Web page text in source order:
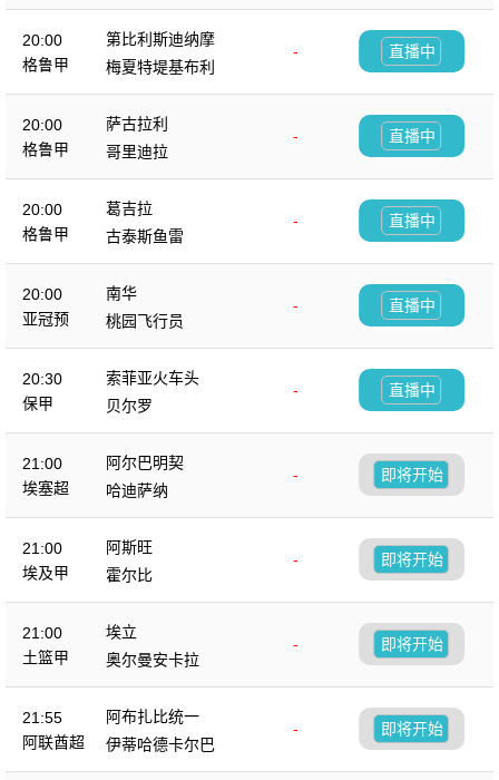
20:00
格鲁甲
第比利斯迪纳摩
-
梅夏特堤基布利
直播中
20:00
格鲁甲
萨古拉利
-
哥里迪拉
直播中
20:00
格鲁甲
葛吉拉
-
古泰斯鱼雷
直播中
20:00
亚冠预
南华
-
桃园飞行员
直播中
20:30
保甲
索菲亚火车头
-
贝尔罗
直播中
21:00
埃塞超
阿尔巴明契
-
哈迪萨纳
即将开始
21:00
埃及甲
阿斯旺
-
霍尔比
即将开始
21:00
土篮甲
埃立
-
奥尔曼安卡拉
即将开始
21:55
阿联酋超
阿布扎比统一
-
伊蒂哈德卡尔巴
即将开始